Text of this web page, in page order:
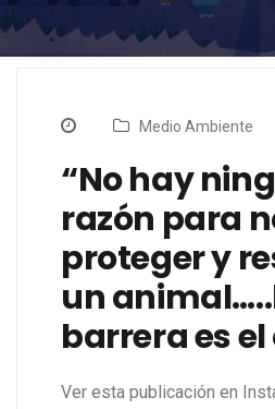
Medio Ambiente
“No hay
razón para
proteger y
un
barrera es
Ver esta publicación en